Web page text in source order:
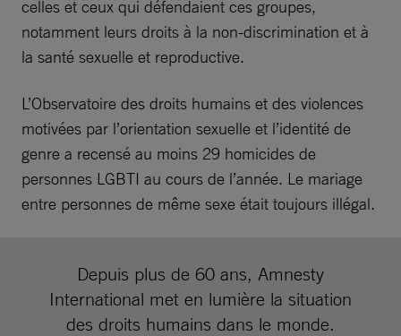
celles et ceux qui défendaient ces groupes,
notamment leurs droits à la non-discrimination et à
la santé sexuelle et reproductive.
L’Observatoire des droits humains et des violences
motivées par l’orientation sexuelle et l’identité de
genre a recensé au moins 29 homicides de
personnes LGBTI au cours de l’année. Le mariage
entre personnes de même sexe était toujours illégal.
Depuis plus de 60 ans, Amnesty
International met en lumière la situation
des droits humains dans le monde.